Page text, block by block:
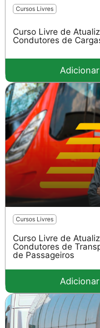
Cursos Livres
Curso Livre de
Condutores de
Cursos Livres
Curso Livre de
Condutores de
de Passageiros